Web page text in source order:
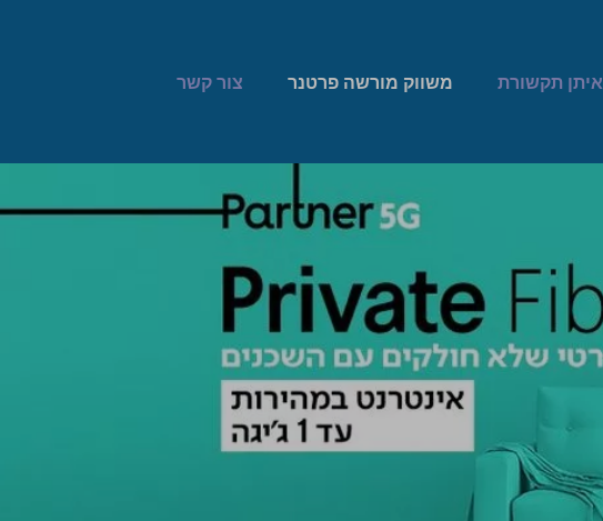
איתן תקשורת משווק מורשה פרטנר צור קשר